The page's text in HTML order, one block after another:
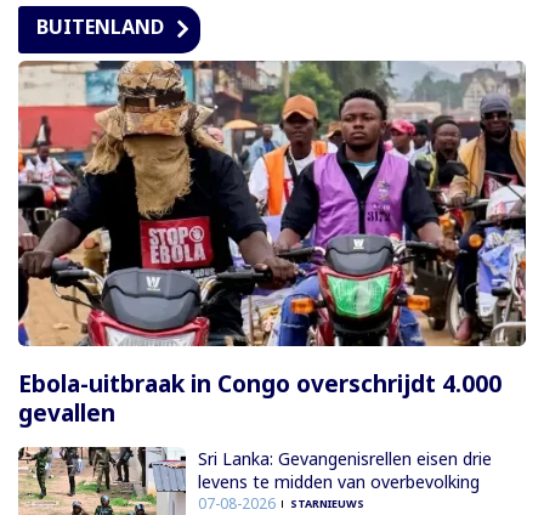
BUITENLAND
Ebola-uitbraak in Congo overschrijdt 4.000
gevallen
Sri Lanka: Gevangenisrellen eisen drie
levens te midden van overbevolking
07-08-2026 STARNIEUWS